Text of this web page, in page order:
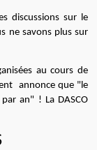
discussions sur le
ne savons plus sur
au cours de
annonce que "le
an" ! La DASCO